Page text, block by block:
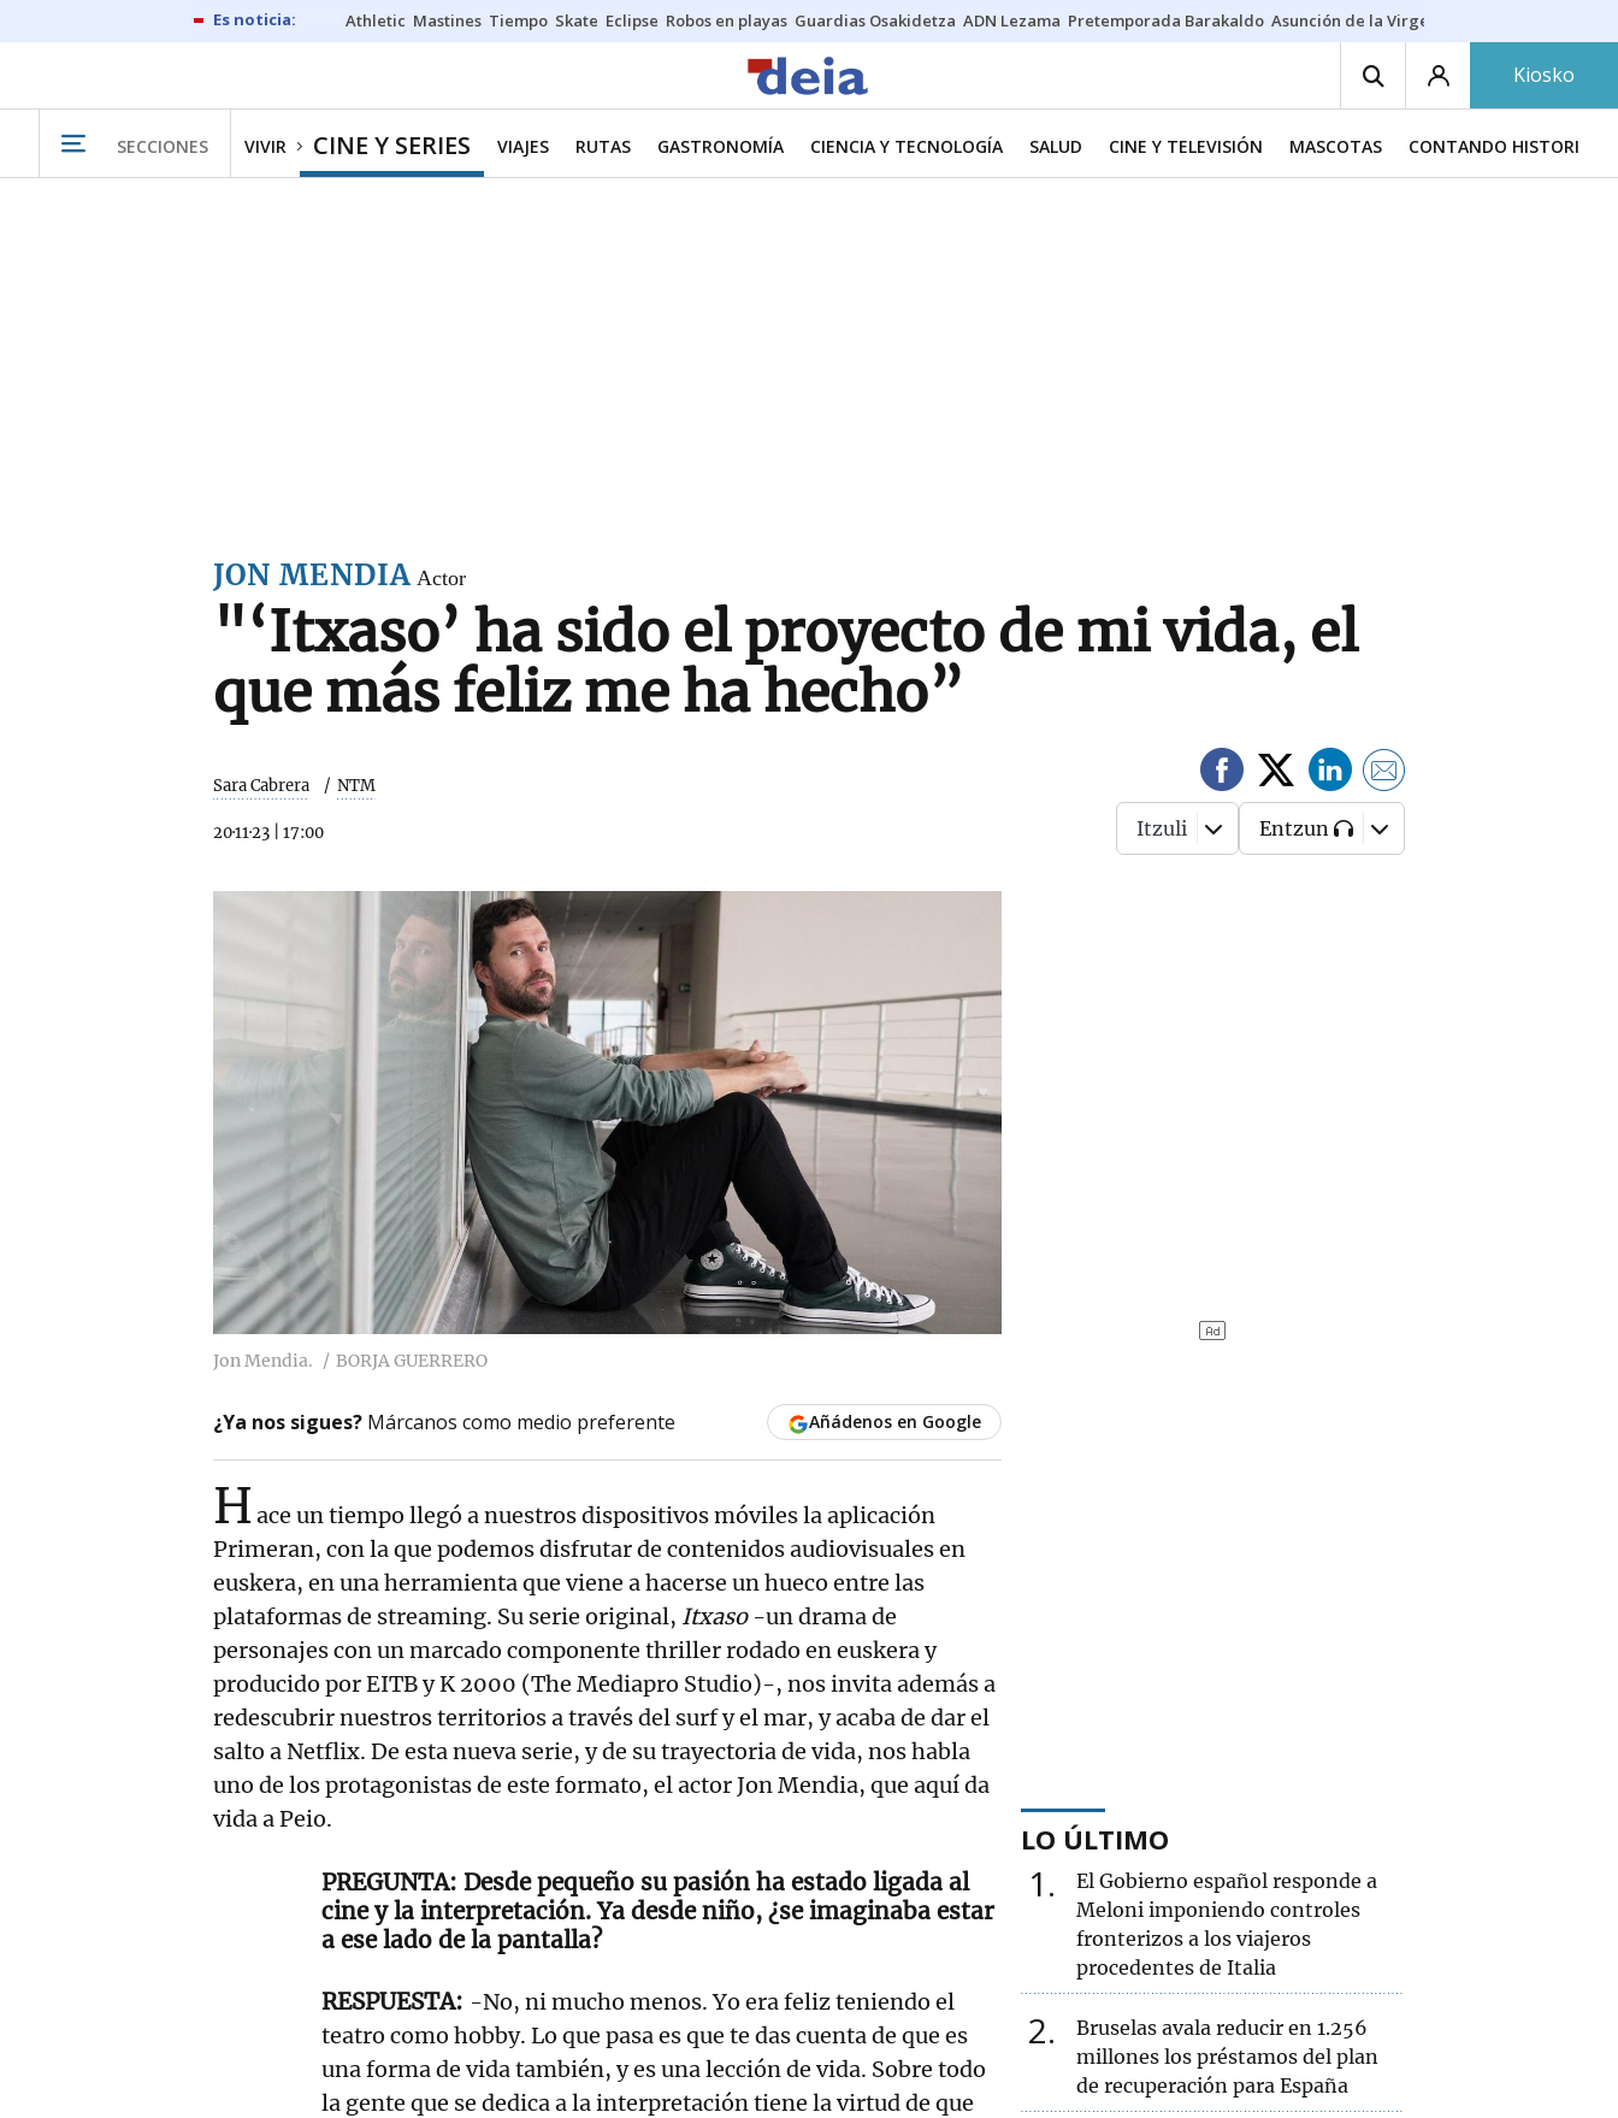
Athletic Mastines Tiempo Skate Eclipse Robos en playas Guardias Osakidetza ADN Lezama Pretemporada Barakaldo Asunción de la Virgen
Kiosko
SECCIONES VIVIR CINE Y SERIES VIAJES RUTAS GASTRONOMÍA CIENCIA Y TECNOLOGÍA SALUD CINE Y TELEVISIÓN MASCOTAS CONTANDO HISTORIAS
JON MENDIA Actor
"‘Itxaso’ ha sido el proyecto de mi vida, el
que más feliz me ha hecho”
Sara Cabrera NTM
20·11·23 17:00 Itzuli Entzun
Jon Mendia. BORJA GUERRERO
¿Ya nos sigues? Márcanos como medio preferente Añádenos en Google
H ace un tiempo llegó a nuestros dispositivos móviles la aplicación
Primeran, con la que podemos disfrutar de contenidos audiovisuales en
euskera, en una herramienta que viene a hacerse un hueco entre las
plataformas de streaming. Su serie original, Itxaso -un drama de
personajes con un marcado componente thriller rodado en euskera y
producido por EITB y K 2000 (The Mediapro Studio)-, nos invita además a
redescubrir nuestros territorios a través del surf y el mar, y acaba de dar el
salto a Netflix. De esta nueva serie, y de su trayectoria de vida, nos habla
uno de los protagonistas de este formato, el actor Jon Mendia, que aquí da
vida a Peio.
Desde pequeño su pasión ha estado ligada al
cine y la interpretación. Ya desde niño, ¿se imaginaba estar
a ese lado de la pantalla?
-No, ni mucho menos. Yo era feliz teniendo el
teatro como hobby. Lo que pasa es que te das cuenta de que es
una forma de vida también, y es una lección de vida. Sobre todo
la gente que se dedica a la interpretación tiene la virtud de que
LO ÚLTIMO
1
El Gobierno español responde a
Meloni imponiendo controles
fronterizos a los viajeros
procedentes de Italia
2
Bruselas avala reducir en 1.256
millones los préstamos del plan
de recuperación para España